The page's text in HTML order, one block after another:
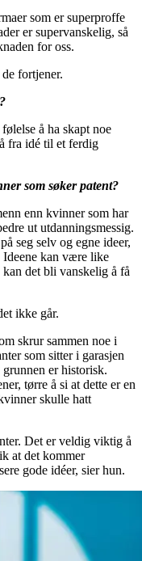
som er superproffe
er supervanskelig, så
for oss.
fortjener.
å ha skapt noe
fra idé til et ferdig
som søker patent?
enn kvinner som har
ut utdanningsmessig.
seg selv og egne ideer,
Ideene kan være like
det bli vanskelig å få
ikke går.
skrur sammen noe i
som sitter i garasjen
er historisk.
tørre å si at dette er en
skulle hatt
Det er veldig viktig å
at det kommer
gode idéer, sier hun.